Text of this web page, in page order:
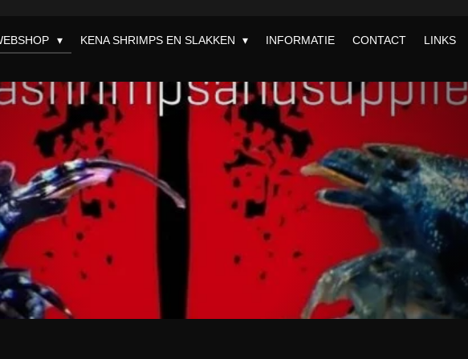
KENA SHRIMPS EN SLAKKEN INFORMATIE CONTACT LINKS